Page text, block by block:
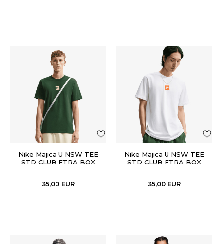
Nike Majica U NSW TEE
STD CLUB FTRA BOX
35,00 EUR
Nike Majica U NSW TEE
STD CLUB FTRA BOX
35,00 EUR